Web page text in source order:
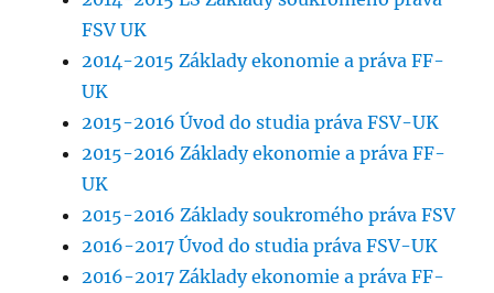
FSV UK
2014-2015 Základy ekonomie a práva FF-
UK
2015-2016 Úvod do studia práva FSV-UK
2015-2016 Základy ekonomie a práva FF-
UK
2015-2016 Základy soukromého práva FSV
2016-2017 Úvod do studia práva FSV-UK
2016-2017 Základy ekonomie a práva FF-